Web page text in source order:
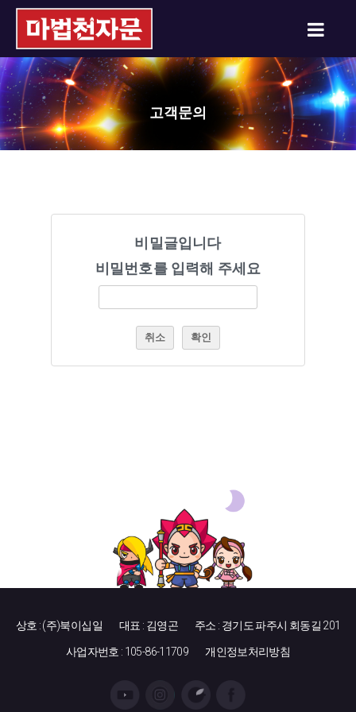
고객문의
비밀글입니다
비밀번호를 입력해 주세요
취소 확인
상호 : (주)북이십일 대표 : 김영곤 주소 : 경기도 파주시 회동길 201
사업자번호 : 105-86-11709 개인정보처리방침